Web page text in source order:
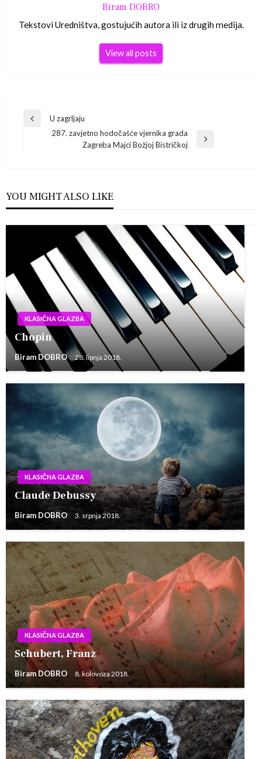
Biram DOBRO
Tekstovi Uredništva, gostujućih autora ili iz drugih medija.
View all posts
Navigacija
Previous
U zagrljaju
287. zavjetno hodočašće vjernika grada
Zagreba Majci Božjoj Bistričkoj
YOU MIGHT ALSO LIKE
KLASIČNA GLAZBA
Chopin
Biram DOBRO 28. lipnja 2018.
KLASIČNA GLAZBA
Claude Debussy
Biram DOBRO 3. srpnja 2018.
KLASIČNA GLAZBA
Schubert, Franz
Biram DOBRO 8. kolovoza 2018.